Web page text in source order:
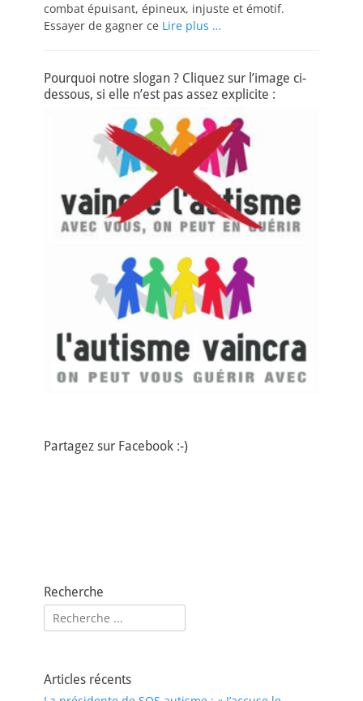
combat épuisant, épineux, injuste et émotif.
Essayer de gagner ce Lire plus …
Pourquoi notre slogan ? Cliquez sur l’image ci-
dessous, si elle n’est pas assez explicite :
Partagez sur Facebook :-)
Recherche
Rechercher :
Articles récents